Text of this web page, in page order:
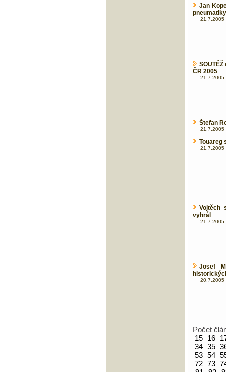
Jan
pneumatiky
21.7.2005
ČR 2005
21.7.2005
Štefan
21.7.2005
Touareg
21.7.2005
Vojtěch
vyhrál
21.7.2005
Josef
20.7.2005
Počet
15 16
34 35
53 54
72 73